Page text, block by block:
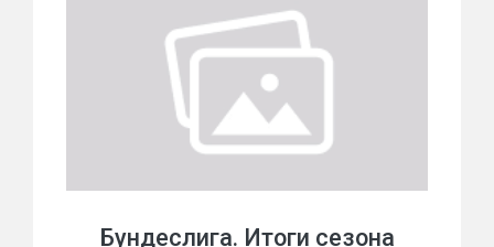
Бундеслига. Итоги сезона